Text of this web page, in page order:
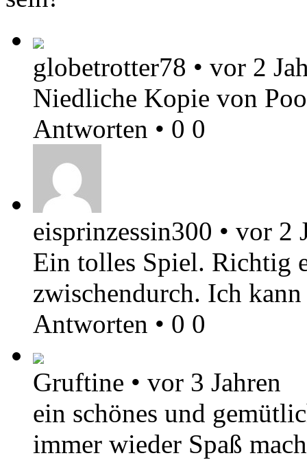
globetrotter78 • vor 2
Niedliche Kopie von
Antworten • 0 0
eisprinzessin300 • vor 2
Ein tolles Spiel. Richtig
zwischendurch. Ich
Antworten • 0 0
Gruftine • vor 3 Jahren
ein schönes und
immer wieder Spaß